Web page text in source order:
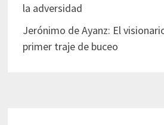
la adversidad
Jerónimo de Ayanz: El
primer traje de buceo